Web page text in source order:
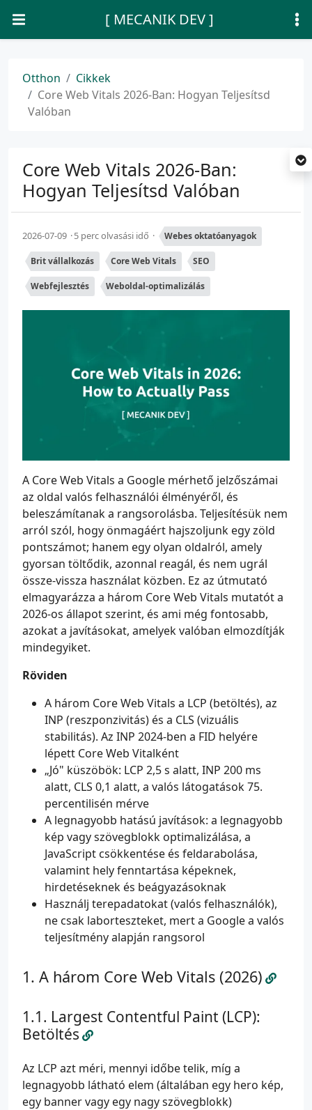
[ MECANIK DEV ]
Otthon
Cikkek
Core Web Vitals 2026-Ban: Hogyan Teljesítsd
Valóban
Core Web Vitals 2026-Ban:
Hogyan Teljesítsd Valóban
2026-07-09 5 perc olvasási idő Webes oktatóanyagok
Brit vállalkozás Core Web Vitals SEO
Webfejlesztés Weboldal-optimalizálás
A Core Web Vitals a Google mérhető jelzőszámai
az oldal valós felhasználói élményéről, és
beleszámítanak a rangsorolásba. Teljesítésük nem
arról szól, hogy önmagáért hajszoljunk egy zöld
pontszámot; hanem egy olyan oldalról, amely
gyorsan töltődik, azonnal reagál, és nem ugrál
össze-vissza használat közben. Ez az útmutató
elmagyarázza a három Core Web Vitals mutatót a
2026-os állapot szerint, és ami még fontosabb,
azokat a javításokat, amelyek valóban elmozdítják
mindegyiket.
Röviden
A három Core Web Vitals a LCP (betöltés), az
INP (reszponzivitás) és a CLS (vizuális
stabilitás). Az INP 2024-ben a FID helyére
lépett Core Web Vitalként
„Jó" küszöbök: LCP 2,5 s alatt, INP 200 ms
alatt, CLS 0,1 alatt, a valós látogatások 75.
percentilisén mérve
A legnagyobb hatású javítások: a legnagyobb
kép vagy szövegblokk optimalizálása, a
JavaScript csökkentése és feldarabolása,
valamint hely fenntartása képeknek,
hirdetéseknek és beágyazásoknak
Használj terepadatokat (valós felhasználók),
ne csak laborteszteket, mert a Google a valós
teljesítmény alapján rangsorol
A három Core Web Vitals (2026)
Largest Contentful Paint (LCP):
Betöltés
Az LCP azt méri, mennyi időbe telik, míg a
legnagyobb látható elem (általában egy hero kép,
egy banner vagy egy nagy szövegblokk)